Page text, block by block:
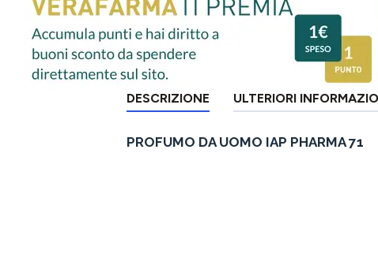
DESCRIZIONE ULTERIORI
PROFUMO DA UOMO IAP PHARMA 71